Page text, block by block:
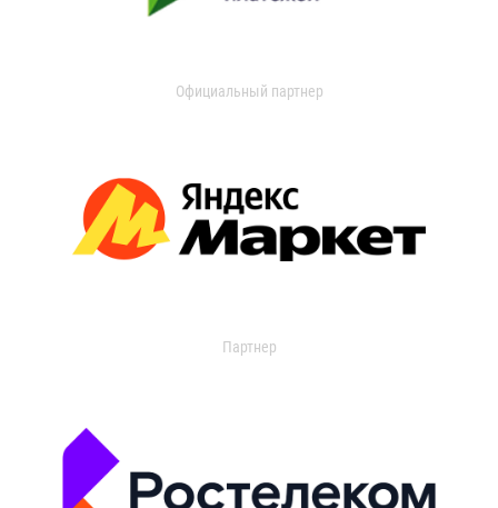
Официальный партнер
Партнер